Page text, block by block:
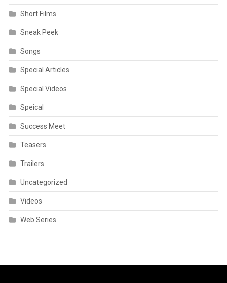
Short Films
Sneak Peek
Songs
Special Articles
Special Videos
Speical
Success Meet
Teasers
Trailers
Uncategorized
Videos
Web Series